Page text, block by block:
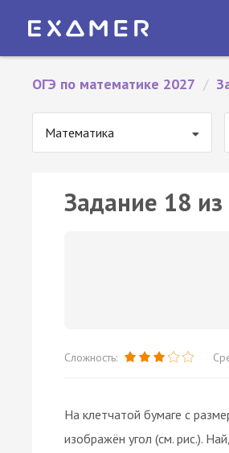
ОГЭ по математике 2027 /
Математика
Задание 18
Сложность:
На клетчатой бумаге с
изображён угол (см. рис.).